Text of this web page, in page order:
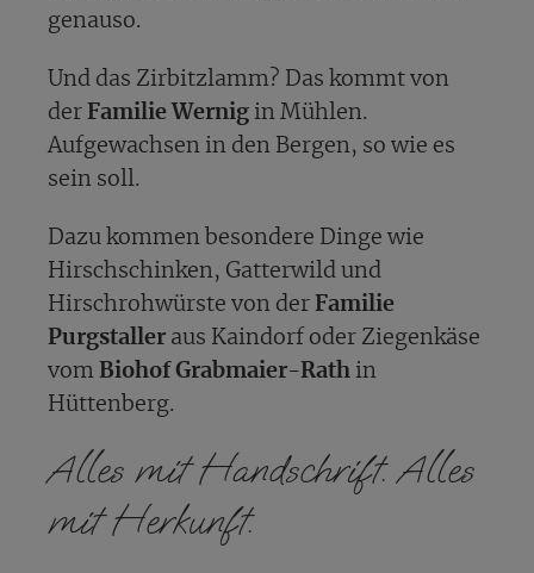
genauso.
Und das Zirbitzlamm? Das kommt von
der Familie Wernig in Mühlen.
Aufgewachsen in den Bergen, so wie es
sein soll.
Dazu kommen besondere Dinge wie
Hirschschinken, Gatterwild und
Hirschrohwürste von der Familie
Purgstaller aus Kaindorf oder Ziegenkäse
vom Biohof Grabmaier-Rath in
Hüttenberg.
Alles mit Handschrift. Alles
mit Herkunft.